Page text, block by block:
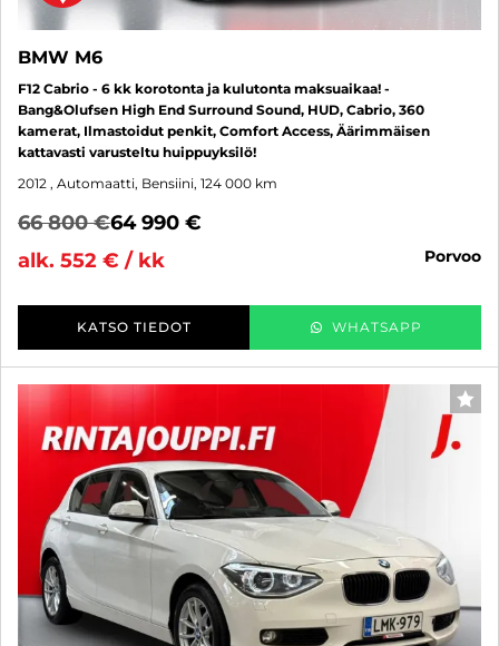
BMW M6
F12 Cabrio - 6 kk korotonta ja kulutonta maksuaikaa! -
Bang&Olufsen High End Surround Sound, HUD, Cabrio, 360
kamerat, Ilmastoidut penkit, Comfort Access, Äärimmäisen
kattavasti varusteltu huippuyksilö!
2012 , Automaatti, Bensiini, 124 000 km
66 800 €64 990 €
alk. 552 € / kk
porvoo
KATSO TIEDOT WHATSAPP